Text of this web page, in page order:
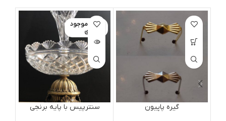
گیره پاپیون
اتمام موجود
ی
سنترپیس با پایه برنجی